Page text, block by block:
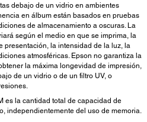
debajo de un vidrio en ambientes
en álbum están basados en pruebas
de almacenamiento a oscuras. La
según el medio en que se imprima, la
presentación, la intensidad de la luz, la
atmosféricas. Epson no garantiza la
la máxima longevidad de impresión,
de un vidrio o de un filtro UV, o
es la cantidad total de capacidad de
independientemente del uso de memoria.